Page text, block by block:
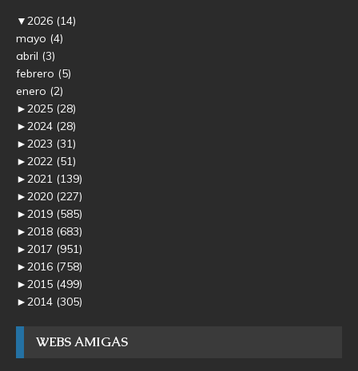
▼2026 (14)
mayo (4)
abril (3)
febrero (5)
enero (2)
►2025 (28)
►2024 (28)
►2023 (31)
►2022 (51)
►2021 (139)
►2020 (227)
►2019 (585)
►2018 (683)
►2017 (951)
►2016 (758)
►2015 (499)
►2014 (305)
WEBS AMIGAS